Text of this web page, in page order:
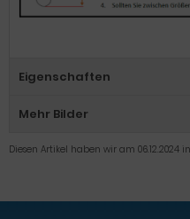
Eigenschaften
Mehr Bilder
Diesen Artikel haben wir am